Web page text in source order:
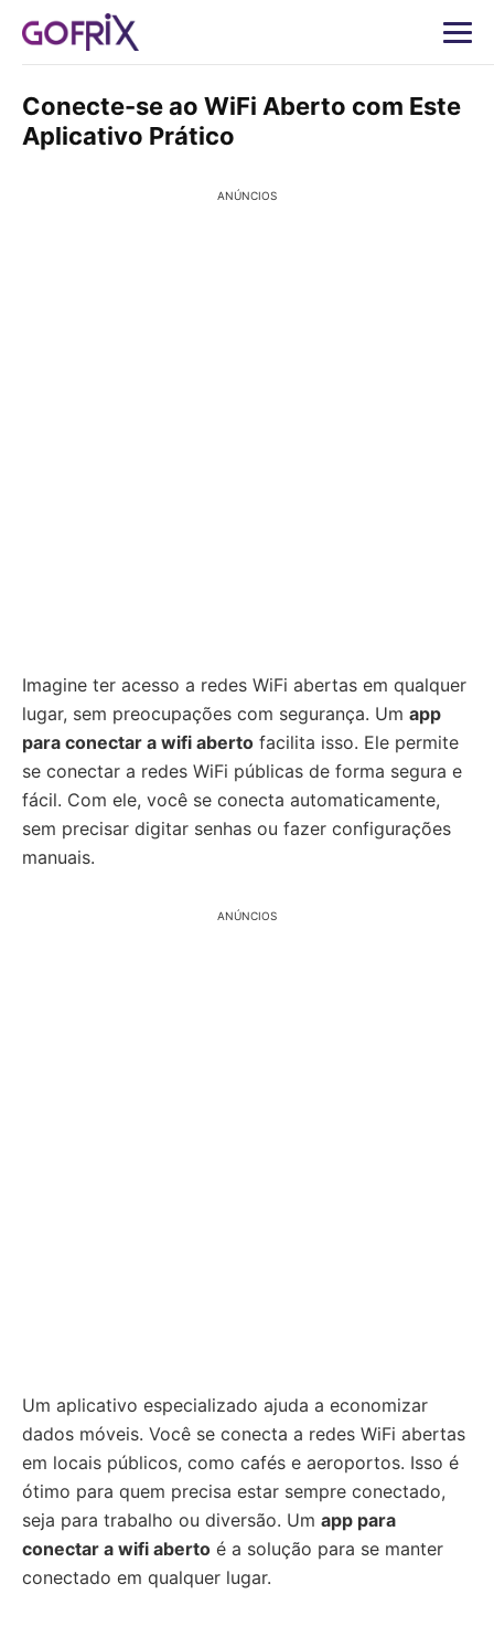
Conecte-se ao WiFi Aberto com Este
Aplicativo Prático
ANÚNCIOS
Imagine ter acesso a redes WiFi abertas em qualquer
lugar, sem preocupações com segurança. Um app
para conectar a wifi aberto facilita isso. Ele permite
se conectar a redes WiFi públicas de forma segura e
fácil. Com ele, você se conecta automaticamente,
sem precisar digitar senhas ou fazer configurações
manuais.
ANÚNCIOS
Um aplicativo especializado ajuda a economizar
dados móveis. Você se conecta a redes WiFi abertas
em locais públicos, como cafés e aeroportos. Isso é
ótimo para quem precisa estar sempre conectado,
seja para trabalho ou diversão. Um app para
conectar a wifi aberto é a solução para se manter
conectado em qualquer lugar.